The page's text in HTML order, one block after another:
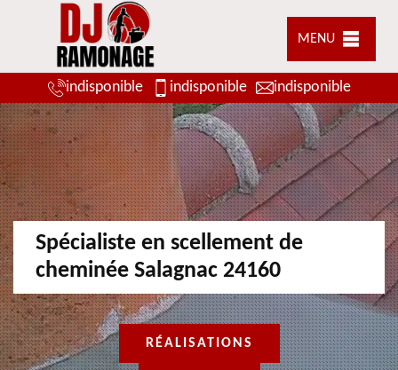
MENU
indisponible indisponible indisponible
Spécialiste en scellement de
cheminée Salagnac 24160
RÉALISATIONS